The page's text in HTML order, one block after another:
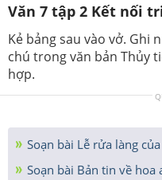
Văn 7 tập 2 Kết nối
Kẻ bảng sau vào vở. Ghi
chú trong văn bản Thủy
hợp.
Soạn bài Lễ rửa làng
Soạn bài Bản tin về hoa